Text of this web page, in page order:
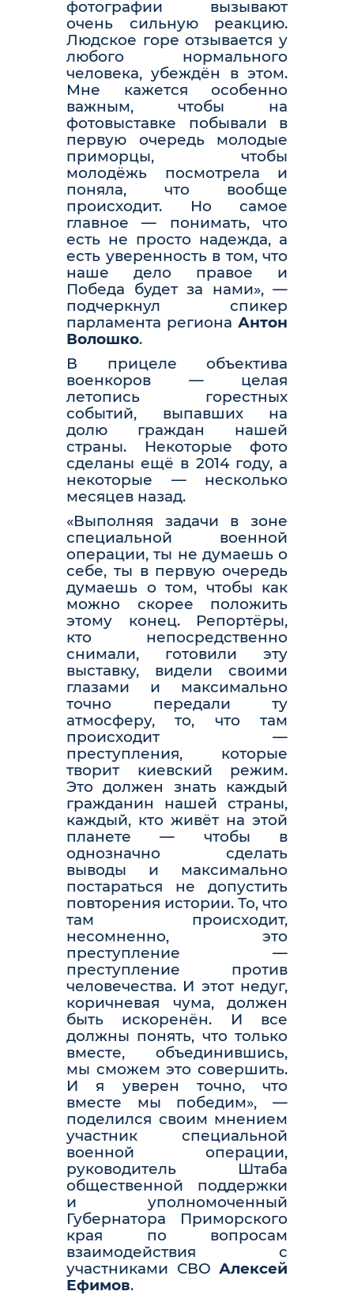
фотографии вызывают
очень сильную реакцию.
Людское горе отзывается у
любого нормального
человека, убеждён в этом.
Мне кажется особенно
важным, чтобы на
фотовыставке побывали в
первую очередь молодые
приморцы, чтобы
молодёжь посмотрела и
поняла, что вообще
происходит. Но самое
главное — понимать, что
есть не просто надежда, а
есть уверенность в том, что
наше дело правое и
Победа будет за нами», —
подчеркнул спикер
парламента региона Антон
Волошко.
В прицеле объектива
военкоров — целая
летопись горестных
событий, выпавших на
долю граждан нашей
страны. Некоторые фото
сделаны ещё в 2014 году, а
некоторые — несколько
месяцев назад.
«Выполняя задачи в зоне
специальной военной
операции, ты не думаешь о
себе, ты в первую очередь
думаешь о том, чтобы как
можно скорее положить
этому конец. Репортёры,
кто непосредственно
снимали, готовили эту
выставку, видели своими
глазами и максимально
точно передали ту
атмосферу, то, что там
происходит —
преступления, которые
творит киевский режим.
Это должен знать каждый
гражданин нашей страны,
каждый, кто живёт на этой
планете — чтобы в
однозначно сделать
выводы и максимально
постараться не допустить
повторения истории. То, что
там происходит,
несомненно, это
преступление —
преступление против
человечества. И этот недуг,
коричневая чума, должен
быть искоренён. И все
должны понять, что только
вместе, объединившись,
мы сможем это совершить.
И я уверен точно, что
вместе мы победим», —
поделился своим мнением
участник специальной
военной операции,
руководитель Штаба
общественной поддержки
и уполномоченный
Губернатора Приморского
края по вопросам
взаимодействия с
участниками СВО Алексей
Ефимов.